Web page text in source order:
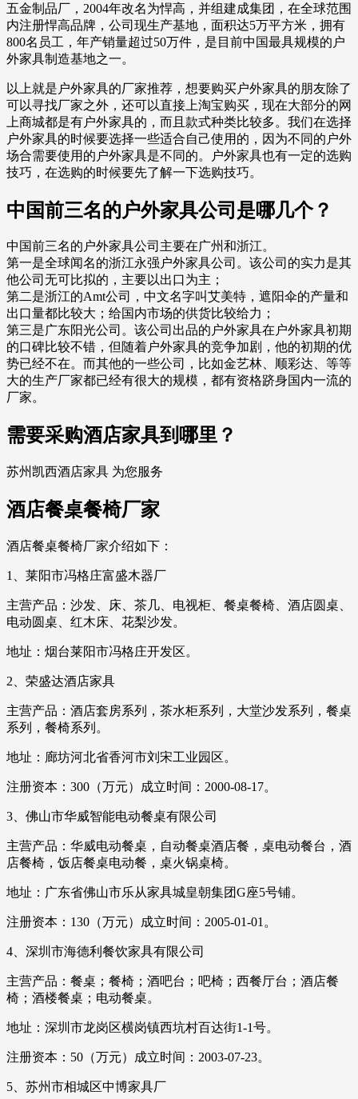
五金制品厂，2004年改名为悍高，并组建成集团，在全球范围
内注册悍高品牌，公司现生产基地，面积达5万平方米，拥有
800名员工，年产销量超过50万件，是目前中国最具规模的户
外家具制造基地之一。
以上就是户外家具的厂家推荐，想要购买户外家具的朋友除了
可以寻找厂家之外，还可以直接上淘宝购买，现在大部分的网
上商城都是有户外家具的，而且款式种类比较多。我们在选择
户外家具的时候要选择一些适合自己使用的，因为不同的户外
场合需要使用的户外家具是不同的。户外家具也有一定的选购
技巧，在选购的时候要先了解一下选购技巧。
中国前三名的户外家具公司是哪几个？
中国前三名的户外家具公司主要在广州和浙江。
第一是全球闻名的浙江永强户外家具公司。该公司的实力是其
他公司无可比拟的，主要以出口为主；
第二是浙江的Amt公司，中文名字叫艾美特，遮阳伞的产量和
出口量都比较大；给国内市场的供货比较给力；
第三是广东阳光公司。该公司出品的户外家具在户外家具初期
的口碑比较不错，但随着户外家具的竞争加剧，他的初期的优
势已经不在。而其他的一些公司，比如金艺林、顺彩达、等等
大的生产厂家都已经有很大的规模，都有资格跻身国内一流的
厂家。
需要采购酒店家具到哪里？
苏州凯西酒店家具 为您服务
酒店餐桌餐椅厂家
酒店餐桌餐椅厂家介绍如下：
1、莱阳市冯格庄富盛木器厂
主营产品：沙发、床、茶几、电视柜、餐桌餐椅、酒店圆桌、
电动圆桌、红木床、花梨沙发。
地址：烟台莱阳市冯格庄开发区。
2、荣盛达酒店家具
主营产品：酒店套房系列，茶水柜系列，大堂沙发系列，餐桌
系列，餐椅系列。
地址：廊坊河北省香河市刘宋工业园区。
注册资本：300（万元）成立时间：2000-08-17。
3、佛山市华威智能电动餐桌有限公司
主营产品：华威电动餐桌，自动餐桌酒店餐，桌电动餐台，酒
店餐椅，饭店餐桌电动餐，桌火锅桌椅。
地址：广东省佛山市乐从家具城皇朝集团G座5号铺。
注册资本：130（万元）成立时间：2005-01-01。
4、深圳市海德利餐饮家具有限公司
主营产品：餐桌；餐椅；酒吧台；吧椅；西餐厅台；酒店餐
椅；酒楼餐桌；电动餐桌。
地址：深圳市龙岗区横岗镇西坑村百达街1-1号。
注册资本：50（万元）成立时间：2003-07-23。
5、苏州市相城区中博家具厂